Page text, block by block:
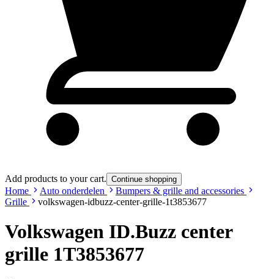
Add products to your cart. Continue shopping
Home Auto onderdelen
Bumpers & grille and accessories
Grille
volkswagen-idbuzz-center-grille-1t3853677
Volkswagen ID.Buzz center
grille 1T3853677